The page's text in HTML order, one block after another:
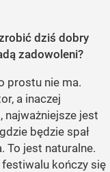
dziś dobry
zadowoleni?
prostu nie ma.
a inaczej
najważniejsze jest
będzie spał
To jest naturalne.
festiwalu kończy się